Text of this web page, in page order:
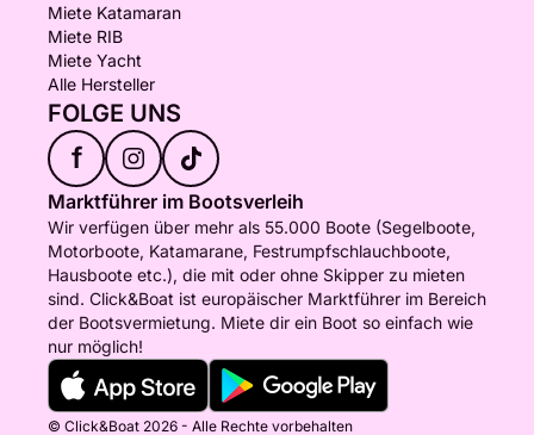
Miete Katamaran
Miete RIB
Miete Yacht
Alle Hersteller
FOLGE UNS
f
Marktführer im Bootsverleih
Wir verfügen über mehr als 55.000 Boote (Segelboote,
Motorboote, Katamarane, Festrumpfschlauchboote,
Hausboote etc.), die mit oder ohne Skipper zu mieten
sind. Click&Boat ist europäischer Marktführer im Bereich
der Bootsvermietung. Miete dir ein Boot so einfach wie
nur möglich!
© Click&Boat 2026 - Alle Rechte vorbehalten